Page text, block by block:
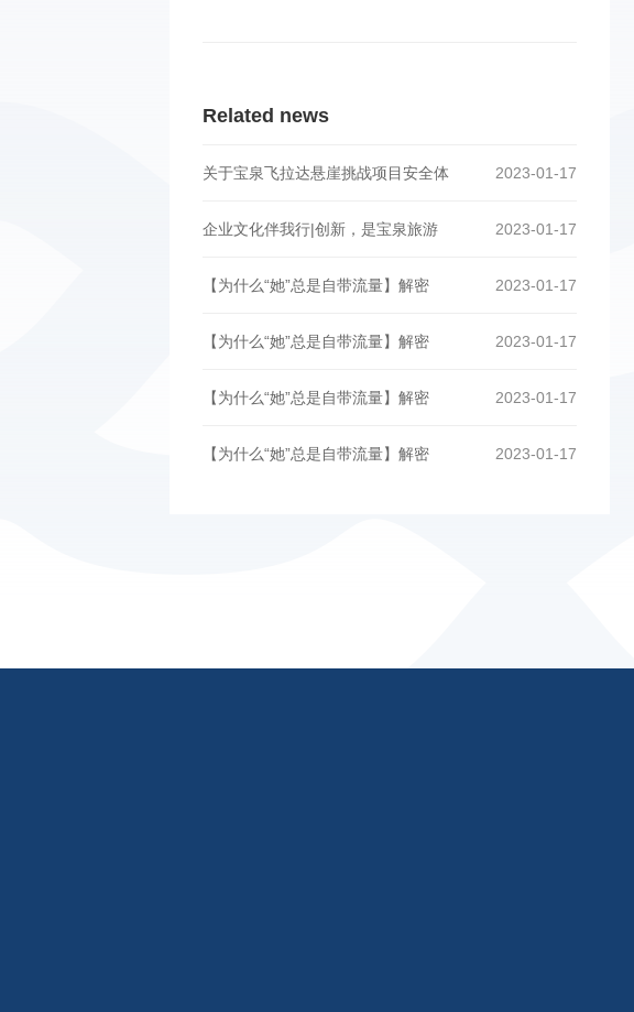
Related news
2023-01-17
关于宝泉飞拉达悬崖挑战项目安全体
2023-01-17
企业文化伴我行|创新，是宝泉旅游
2023-01-17
【为什么“她”总是自带流量】解密
2023-01-17
【为什么“她”总是自带流量】解密
2023-01-17
【为什么“她”总是自带流量】解密
2023-01-17
【为什么“她”总是自带流量】解密